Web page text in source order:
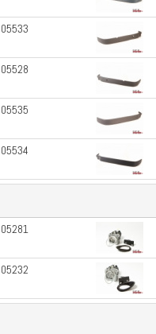
05533
05528
05535
05534
05281
05232